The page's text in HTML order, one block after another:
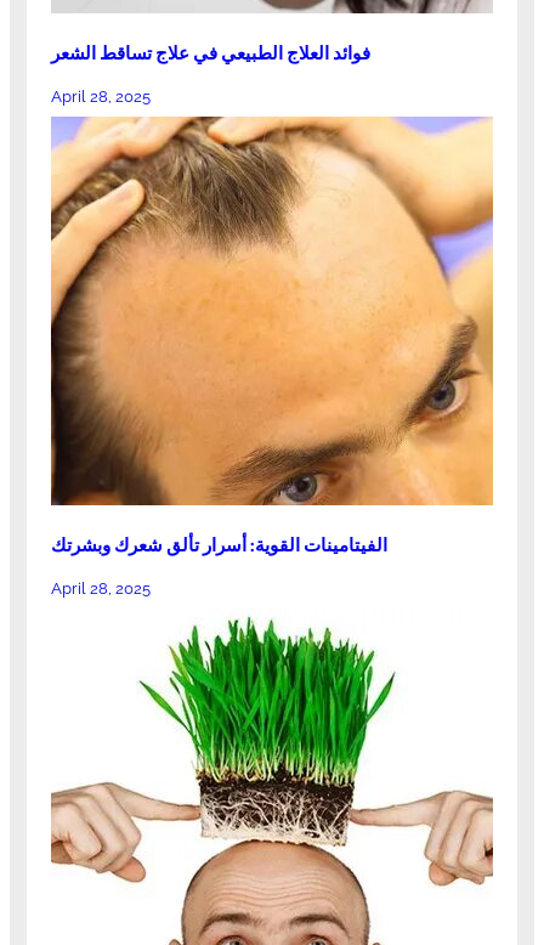
فوائد العلاج الطبيعي في علاج تساقط الشعر
April 28, 2025
الفيتامينات القوية: أسرار تألق شعرك وبشرتك
April 28, 2025